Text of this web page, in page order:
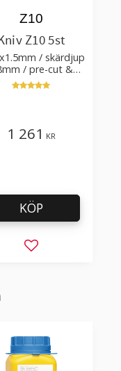
Z10 5st
/ skärdjup
/ pre-cut &
cut 0.84xTm /
skärvinkel 50°
Z10
1 261 KR
Lägg till i
KÖP